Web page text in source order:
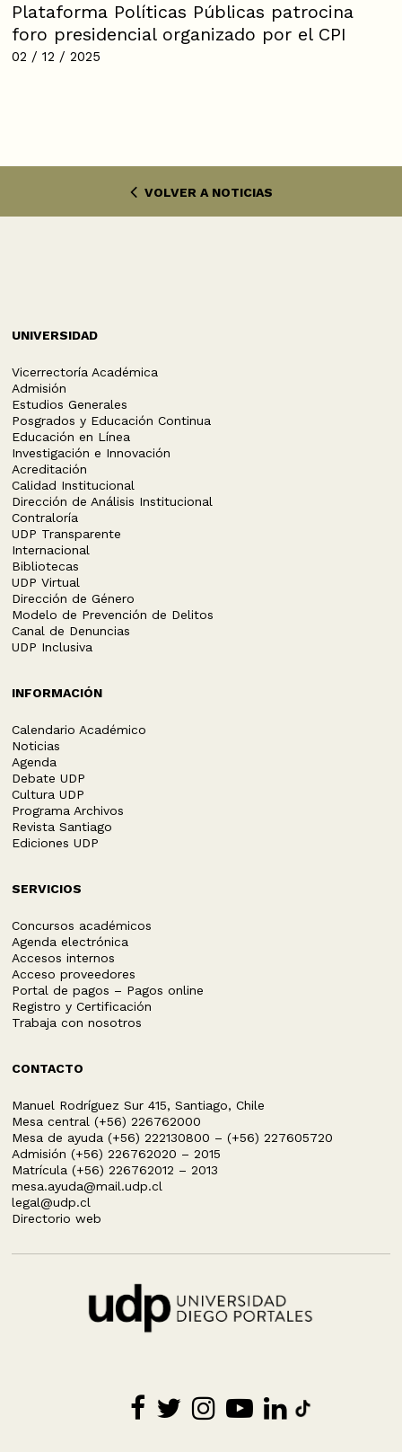
Plataforma Políticas Públicas patrocina
foro presidencial organizado por el CPI
02 / 12 / 2025
VOLVER A NOTICIAS
UNIVERSIDAD
Vicerrectoría Académica
Admisión
Estudios Generales
Posgrados y Educación Continua
Educación en Línea
Investigación e Innovación
Acreditación
Calidad Institucional
Dirección de Análisis Institucional
Contraloría
UDP Transparente
Internacional
Bibliotecas
UDP Virtual
Dirección de Género
Modelo de Prevención de Delitos
Canal de Denuncias
UDP Inclusiva
INFORMACIÓN
Calendario Académico
Noticias
Agenda
Debate UDP
Cultura UDP
Programa Archivos
Revista Santiago
Ediciones UDP
SERVICIOS
Concursos académicos
Agenda electrónica
Accesos internos
Acceso proveedores
Portal de pagos – Pagos online
Registro y Certificación
Trabaja con nosotros
CONTACTO
Manuel Rodríguez Sur 415, Santiago, Chile
Mesa central (+56) 226762000
Mesa de ayuda (+56) 222130800 – (+56) 227605720
Admisión (+56) 226762020 – 2015
Matrícula (+56) 226762012 – 2013
mesa.ayuda@mail.udp.cl
legal@udp.cl
Directorio web